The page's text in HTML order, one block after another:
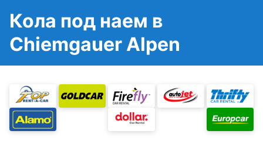
Кола под наем в
Chiemgauer Alpen